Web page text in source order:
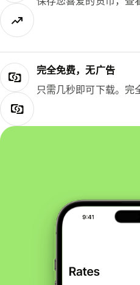
完全免费，无广告
只需几秒即可下载。完